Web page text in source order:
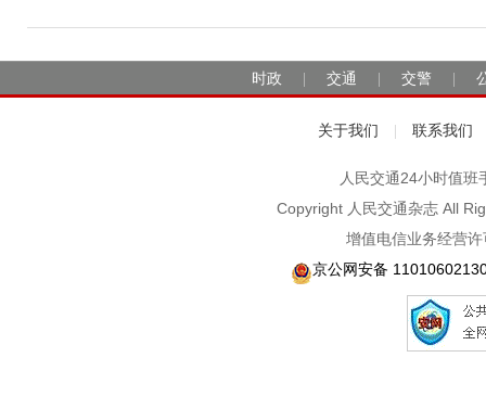
时政 交通 交警
关于我们 联系我们
人民交通24小时值
Copyright 人民交通杂志 All
增值电信业务经营
京公网安备